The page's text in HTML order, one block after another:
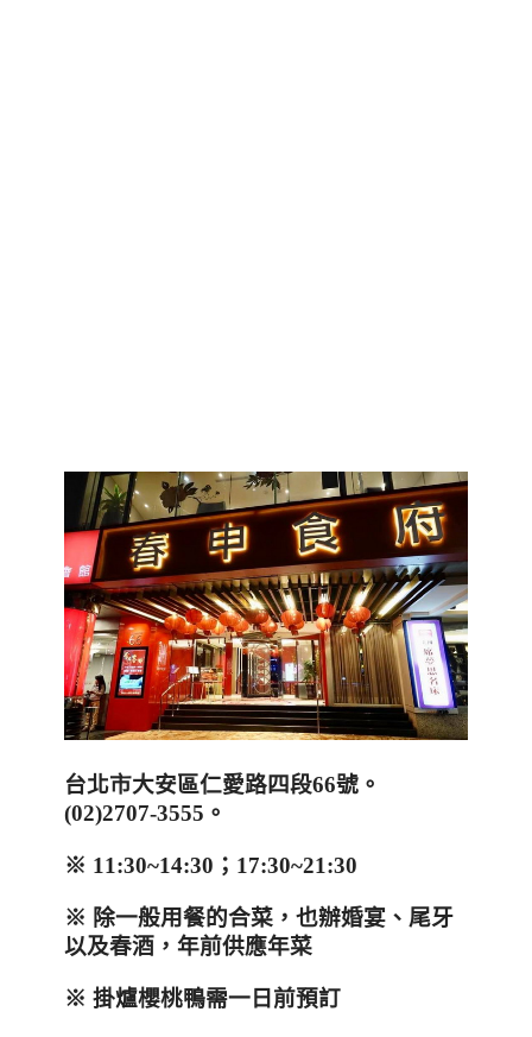
台北市大安區仁愛路四段66號。
(02)2707-3555 。
※ 11:30~14:30 ； 17:30~21:30
※ 除一般用餐的合菜，也辦婚宴、尾牙
以及春酒 ，年前供應年菜
※ 掛爐櫻桃鴨需一日前預訂